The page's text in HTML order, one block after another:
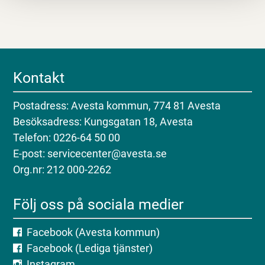
Kontakt
Postadress: Avesta kommun, 774 81 Avesta
Besöksadress: Kungsgatan 18, Avesta
Telefon: 0226-64 50 00
E-post: servicecenter@avesta.se
Org.nr: 212 000-2262
Följ oss på sociala medier
Facebook (Avesta kommun)
Facebook (Lediga tjänster)